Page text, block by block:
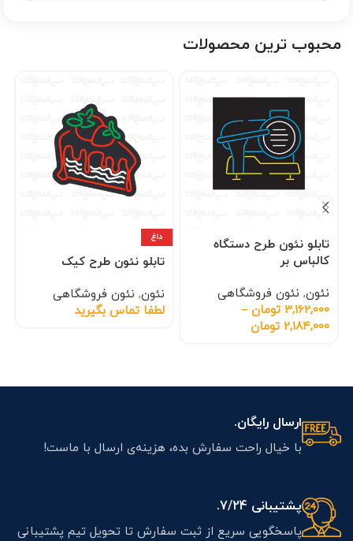
محبوب ترین محصولات
تابلو نئون طرح دستگاه
کالباس بر
نئون, نئون فروشگاهی
3,162,000 تومان –
2,184,000 تومان
داغ
تابلو نئون طرح کیک
نئون, نئون فروشگاهی
لطفا تماس بگیرید
ارسال رایگان.
با خیال راحت سفارش بده، هزینه‌ی ارسال با ماست!
پشتیبانی 7/24.
پاسخگویی سریع از ثبت سفارش تا تحویل تیم پشتیبانی